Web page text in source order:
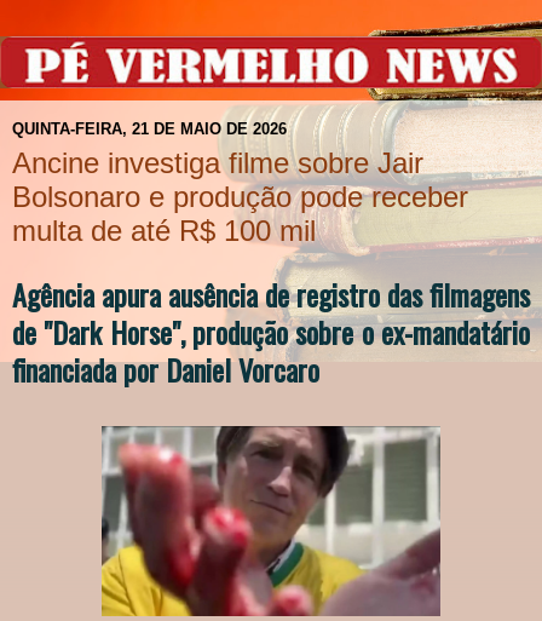
QUINTA-FEIRA, 21 DE MAIO DE 2026
Ancine investiga filme sobre Jair
Bolsonaro e produção pode receber
multa de até R$ 100 mil
Agência apura ausência de registro das filmagens
de "Dark Horse", produção sobre o ex-mandatário
financiada por Daniel Vorcaro